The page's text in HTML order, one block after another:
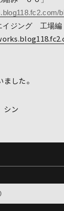
ジング 工場編
した。
シン